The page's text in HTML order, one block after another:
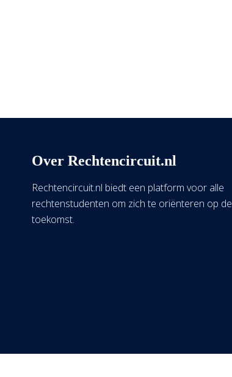
Over Rechtencircuit.nl
Rechtencircuit.nl biedt een platform voor alle
rechtenstudenten om zich te oriënteren op de
toekomst.